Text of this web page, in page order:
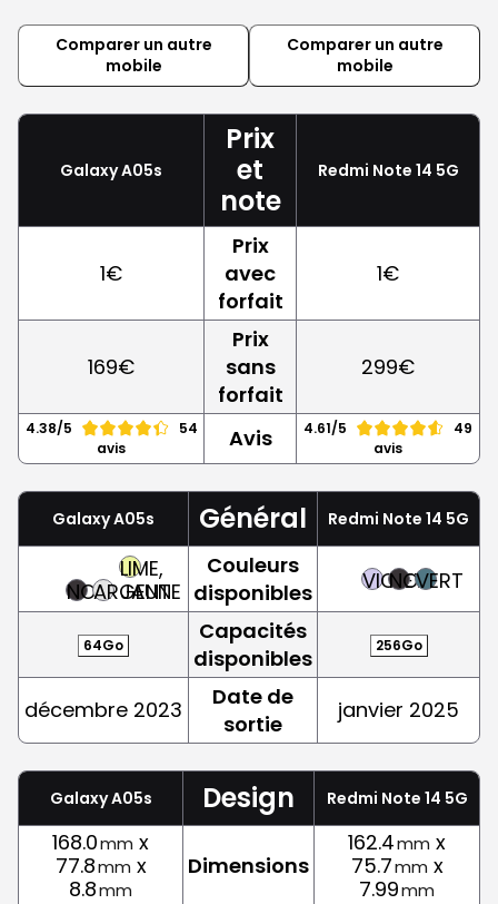
Comparer un autre
mobile
Comparer un autre
mobile
Galaxy A05s
Prix
et
note
Redmi Note 14 5G
1€
Prix
avec
forfait
1€
169€
Prix
sans
forfait
299€
4.38/5
54
avis
Avis 4.61/5
49
avis
Galaxy A05s Général Redmi Note 14 5G
NOIRARGENT
LIME,
JAUNE
Couleurs
disponibles
VIOLET
NOIRVERT
64Go
Capacités
disponibles
256Go
décembre 2023
Date de
sortie
janvier 2025
Galaxy A05s Design Redmi Note 14 5G
168.0mm x
77.8mm x
8.8mm
Dimensions
162.4mm x
75.7mm x
7.99mm